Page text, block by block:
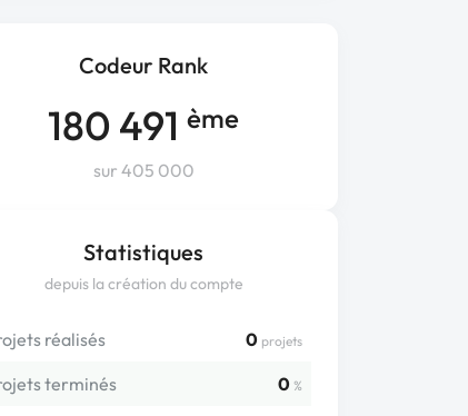
Codeur Rank
180 491 ème
sur 405 000
Statistiques
depuis la création du compte
réalisés 0 projets
terminés 0 %